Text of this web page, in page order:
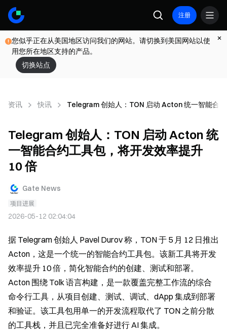
注册
您似乎正在从美国地区访问我们的网站。请切换到美国网站以使
用您所在地区支持的产品。
切换站点
资讯 快讯 Telegram 创始人：TON 启动 Acton 统一智能合
Telegram 创始人：TON 启动 Acton 统
一智能合约工具包，将开发效率提升
10 倍
Gate News
项目进展
2026-05-12 02:04:04
据 Telegram 创始人 Pavel Durov 称，TON 于 5 月 12 日推出
Acton，这是一个统一的智能合约工具包。该新工具将开发
效率提升 10 倍，简化智能合约的创建、测试和部署。
Acton 围绕 Tolk 语言构建，是一款覆盖完整工作流的综合
命令行工具，从项目创建、测试、调试、dApp 集成到部署
和验证。该工具包用单一的开发流程取代了 TON 之前分散
的工具栈，并且已完全准备好进行 AI 集成。